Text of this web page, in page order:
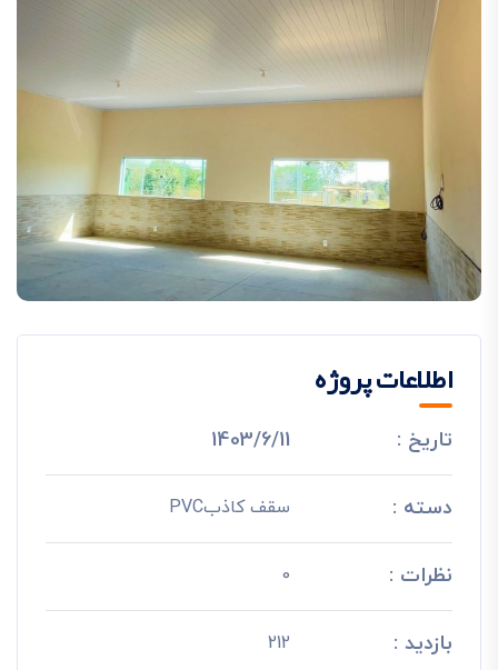
اطلاعات پروژه
تاریخ : 1403/6/11
دسته : سقف کاذبPVC
نظرات : 0
بازدید : 212